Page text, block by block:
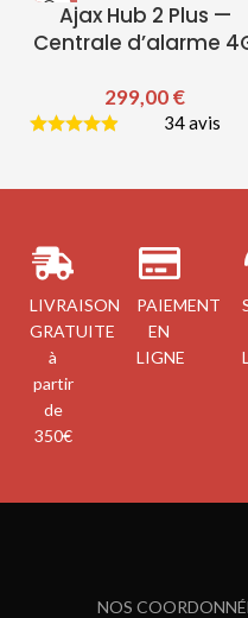
Ajax Hub 2 Plus —
Centrale d’alarme
299,00€
34 avis
LIVRAISON
GRATUITE
à
partir
de
350€
PAIEMENT
EN
LIGNE
NOS